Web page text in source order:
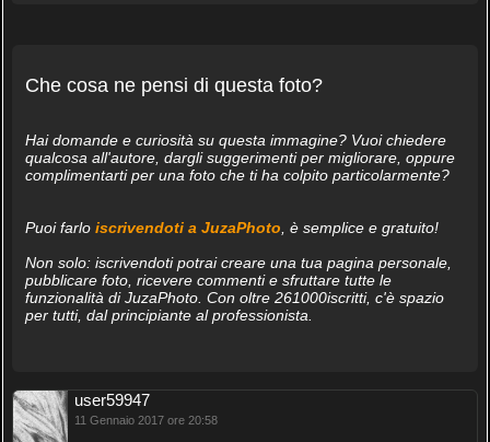
Che cosa ne pensi di questa foto?
Hai domande e curiosità su questa immagine? Vuoi chiedere
qualcosa all'autore, dargli suggerimenti per migliorare, oppure
complimentarti per una foto che ti ha colpito particolarmente?
Puoi farlo iscrivendoti a JuzaPhoto , è semplice e gratuito!
Non solo: iscrivendoti potrai creare una tua pagina personale,
pubblicare foto, ricevere commenti e sfruttare tutte le
funzionalità di JuzaPhoto. Con oltre 261000iscritti, c'è spazio
per tutti, dal principiante al professionista.
user59947
11 Gennaio 2017 ore 20:58